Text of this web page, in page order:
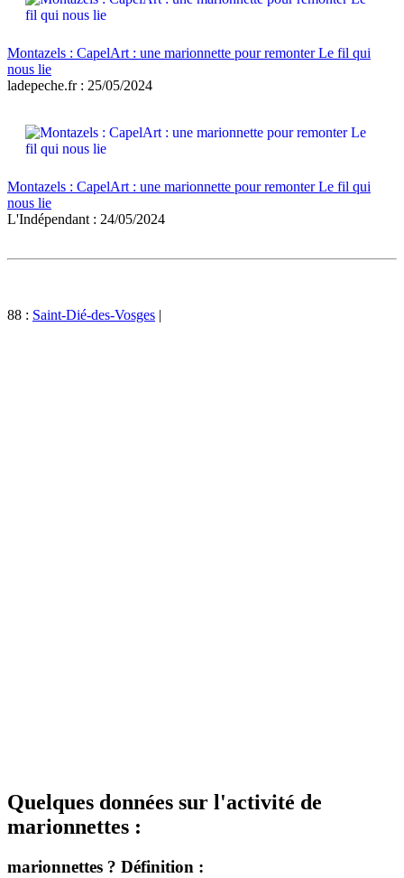
Montazels : CapelArt : une marionnette pour remonter Le fil qui
nous lie
ladepeche.fr : 25/05/2024
Montazels : CapelArt : une marionnette pour remonter Le fil qui
nous lie
L'Indépendant : 24/05/2024
88 : Saint-Dié-des-Vosges |
Quelques données sur l'activité de
marionnettes :
marionnettes ? Définition :